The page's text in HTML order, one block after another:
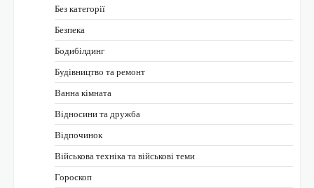
Без категорії
Безпека
Бодибілдинг
Будівництво та ремонт
Ванна кімната
Відносини та дружба
Відпочинок
Військова техніка та військові теми
Гороскоп